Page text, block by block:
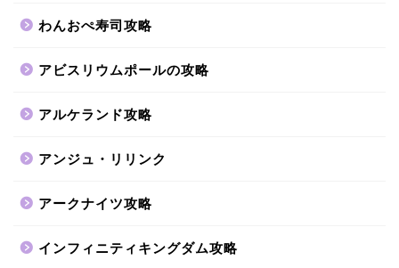
わんおぺ寿司攻略
アビスリウムポールの攻略
アルケランド攻略
アンジュ・リリンク
アークナイツ攻略
インフィニティキングダム攻略